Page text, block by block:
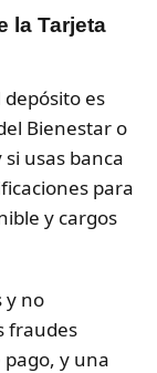
la Tarjeta
es
Bienestar o
usas banca
para
y cargos
y no
fraudes
y una